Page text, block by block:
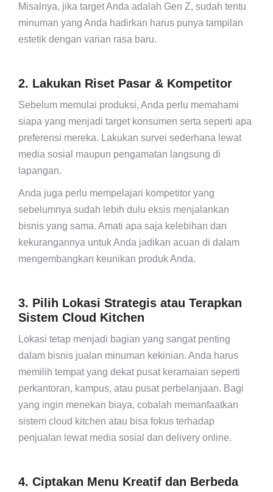
Misalnya, jika target Anda adalah Gen Z, sudah tentu
minuman yang Anda hadirkan harus punya tampilan
estetik dengan varian rasa baru.
2. Lakukan Riset Pasar & Kompetitor
Sebelum memulai produksi, Anda perlu memahami
siapa yang menjadi target konsumen serta seperti apa
preferensi mereka. Lakukan survei sederhana lewat
media sosial maupun pengamatan langsung di
lapangan.
Anda juga perlu mempelajari kompetitor yang
sebelumnya sudah lebih dulu eksis menjalankan
bisnis yang sama. Amati apa saja kelebihan dan
kekurangannya untuk Anda jadikan acuan di dalam
mengembangkan keunikan produk Anda.
3. Pilih Lokasi Strategis atau Terapkan
Sistem Cloud Kitchen
Lokasi tetap menjadi bagian yang sangat penting
dalam bisnis jualan minuman kekinian. Anda harus
memilih tempat yang dekat pusat keramaian seperti
perkantoran, kampus, atau pusat perbelanjaan. Bagi
yang ingin menekan biaya, cobalah memanfaatkan
sistem cloud kitchen atau bisa fokus terhadap
penjualan lewat media sosial dan delivery online.
4. Ciptakan Menu Kreatif dan Berbeda